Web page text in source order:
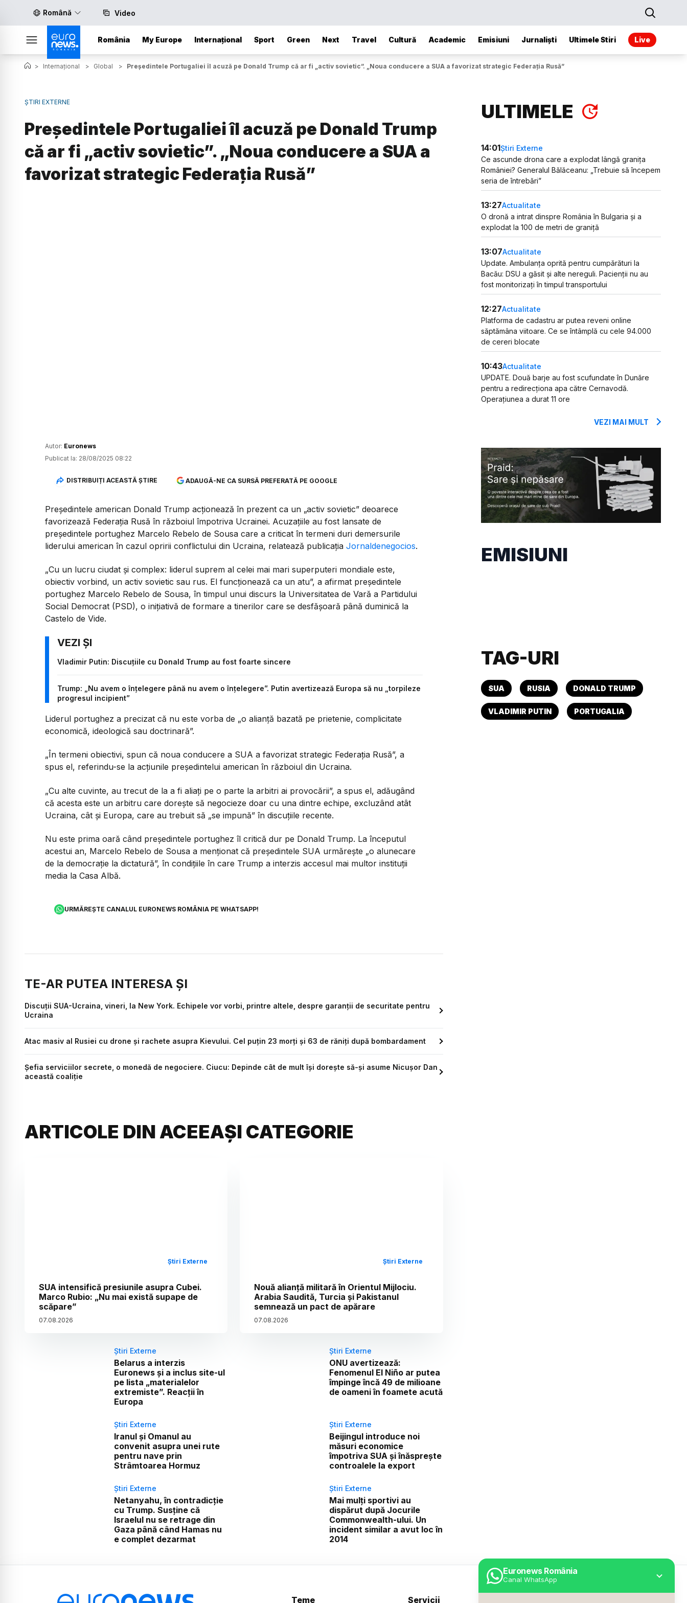
Română Video
România My Europe Internațional Sport Green Next Travel Cultură Academic Emisiuni Jurnaliști Ultimele Stiri Live
Euronews România
Canal WhatsApp
> Internațional > Global > Președintele Portugaliei îl acuză pe Donald Trump că ar fi „activ sovietic”. „Noua conducere a SUA a favorizat strategic Federația Rusă”
ȘTIRI EXTERNE
Președintele Portugaliei îl acuză pe Donald Trump
că ar fi „activ sovietic”. „Noua conducere a SUA a
favorizat strategic Federația Rusă”
Autor: Euronews
Publicat la: 28/08/2025 08:22
DISTRIBUIȚI ACEASTĂ ȘTIRE ADAUGĂ-NE CA SURSĂ PREFERATĂ PE GOOGLE
Președintele american Donald Trump acționează în prezent ca un „activ sovietic” deoarece
favorizează Federația Rusă în războiul împotriva Ucrainei. Acuzațiile au fost lansate de
preşedintele portughez Marcelo Rebelo de Sousa care a criticat în termeni duri demersurile
liderului american în cazul opririi conflictului din Ucraina, relatează publicația Jornaldenegocios.
„Cu un lucru ciudat și complex: liderul suprem al celei mai mari superputeri mondiale este,
obiectiv vorbind, un activ sovietic sau rus. El funcționează ca un atu”, a afirmat președintele
portughez Marcelo Rebelo de Sousa, în timpul unui discurs la Universitatea de Vară a Partidului
Social Democrat (PSD), o iniţiativă de formare a tinerilor care se desfăşoară până duminică la
Castelo de Vide.
Vladimir Putin: Discuțiile cu Donald Trump au fost foarte sincere
Trump: „Nu avem o înțelegere până nu avem o înțelegere”. Putin avertizează Europa să nu „torpileze
progresul incipient”
Liderul portughez a precizat că nu este vorba de „o alianță bazată pe prietenie, complicitate
economică, ideologică sau doctrinară”.
„În termeni obiectivi, spun că noua conducere a SUA a favorizat strategic Federația Rusă”, a
spus el, referindu-se la acțiunile președintelui american în războiul din Ucraina.
„Cu alte cuvinte, au trecut de la a fi aliați pe o parte la arbitri ai provocării”, a spus el, adăugând
că acesta este un arbitru care dorește să negocieze doar cu una dintre echipe, excluzând atât
Ucraina, cât și Europa, care au trebuit să „se impună” în discuțiile recente.
Nu este prima oară când președintele portughez îl critică dur pe Donald Trump. La începutul
acestui an, Marcelo Rebelo de Sousa a menționat că președintele SUA urmăreşte „o alunecare
de la democraţie la dictatură”, în condițiile în care Trump a interzis accesul mai multor instituţii
media la Casa Albă.
URMĂREȘTE CANALUL EURONEWS ROMÂNIA PE WHATSAPP!
TE-AR PUTEA INTERESA ȘI
Discuții SUA-Ucraina, vineri, la New York. Echipele vor vorbi, printre altele, despre garanții de securitate pentru
Ucraina
Atac masiv al Rusiei cu drone și rachete asupra Kievului. Cel puțin 23 morți și 63 de răniți după bombardament
Șefia serviciilor secrete, o monedă de negociere. Ciucu: Depinde cât de mult își dorește să-și asume Nicușor Dan
această coaliție
ARTICOLE DIN ACEEAȘI CATEGORIE
Știri Externe
SUA intensifică presiunile asupra Cubei.
Marco Rubio: „Nu mai există supape de
scăpare”
07.08.2026
Știri Externe
Nouă alianță militară în Orientul Mijlociu.
Arabia Saudită, Turcia și Pakistanul
semnează un pact de apărare
07.08.2026
Știri Externe
Belarus a interzis
Euronews și a inclus site-ul
pe lista „materialelor
extremiste”. Reacții în
Europa
Știri Externe
ONU avertizează:
Fenomenul El Niño ar putea
împinge încă 49 de milioane
de oameni în foamete acută
Știri Externe
Iranul și Omanul au
convenit asupra unei rute
pentru nave prin
Strâmtoarea Hormuz
Știri Externe
Beijingul introduce noi
măsuri economice
împotriva SUA și înăsprește
controalele la export
Știri Externe
Netanyahu, în contradicție
cu Trump. Susține că
Israelul nu se retrage din
Gaza până când Hamas nu
e complet dezarmat
Știri Externe
Mai mulți sportivi au
dispărut după Jocurile
Commonwealth-ului. Un
incident similar a avut loc în
2014
ULTIMELE
14:01Știri Externe
Ce ascunde drona care a explodat lângă granița
României? Generalul Bălăceanu: „Trebuie să începem
seria de întrebări”
13:27Actualitate
O dronă a intrat dinspre România în Bulgaria și a
explodat la 100 de metri de graniță
13:07Actualitate
Update. Ambulanța oprită pentru cumpărături la
Bacău: DSU a găsit și alte nereguli. Pacienții nu au
fost monitorizați în timpul transportului
12:27Actualitate
Platforma de cadastru ar putea reveni online
săptămâna viitoare. Ce se întâmplă cu cele 94.000
de cereri blocate
10:43Actualitate
UPDATE. Două barje au fost scufundate în Dunăre
pentru a redirecționa apa către Cernavodă.
Operațiunea a durat 11 ore
VEZI MAI MULT
EMISIUNI
TAG-URI
SUA RUSIA DONALD TRUMP
VLADIMIR PUTIN PORTUGALIA
Teme Servicii